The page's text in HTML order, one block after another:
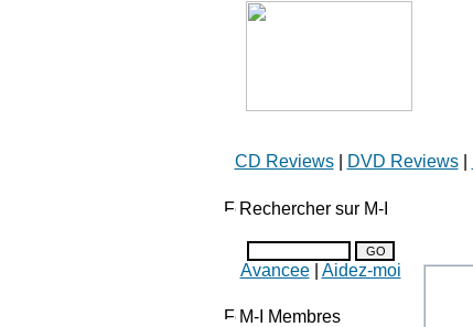
CD Reviews| DVD Reviews|
Rechercher sur M-I
Avancee| Aidez-moi
M-I Membres